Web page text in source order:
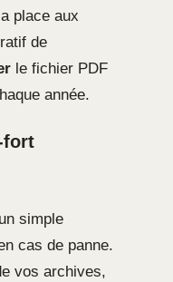
place aux
de
le fichier PDF
année.
fort
simple
cas de panne.
vos archives,